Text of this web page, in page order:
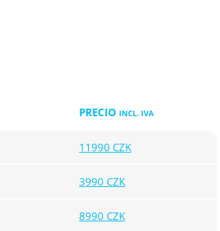
PRECIO INCL. IVA
11990 CZK
3990 CZK
8990 CZK